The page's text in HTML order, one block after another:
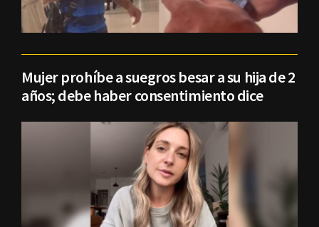
Mujer prohíbe a suegros besar a su hija de 2
años; debe haber consentimiento dice